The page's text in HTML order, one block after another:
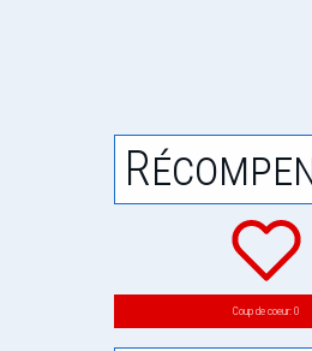
Coup de coeur: 0